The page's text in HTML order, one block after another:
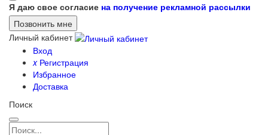
Я даю свое согласие на получение рекламной рассылки
Личный кабинет
Вход
xРегистрация
Избранное
Доставка
Поиск